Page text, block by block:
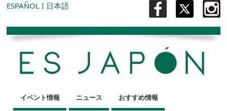
ESPAÑOL I 日本語
イベント情報 ニュース おすすめ情報